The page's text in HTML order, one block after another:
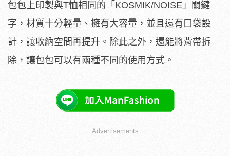
包包上印製與T恤相同的「KOSMIK/NOISE」關鍵
字，材質十分輕量、擁有大容量，並且還有口袋設
計，讓收納空間再提升。除此之外，還能將背帶拆
除，讓包包可以有兩種不同的使用方式。
Advertisements